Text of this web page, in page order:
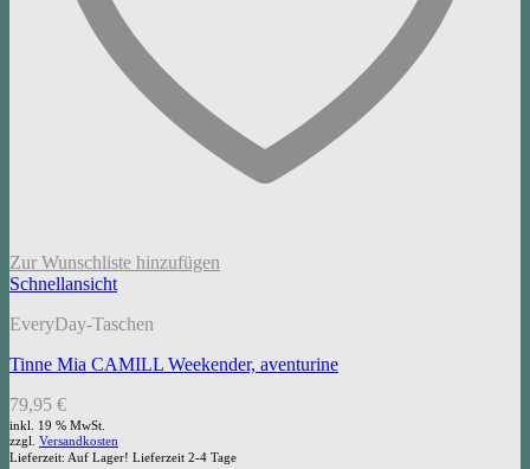
Zur Wunschliste hinzufügen
Schnellansicht
EveryDay-Taschen
Tinne Mia CAMILL Weekender, aventurine
79,95 €
inkl. 19 % MwSt.
zzgl. Versandkosten
Lieferzeit: Auf Lager! Lieferzeit 2-4 Tage